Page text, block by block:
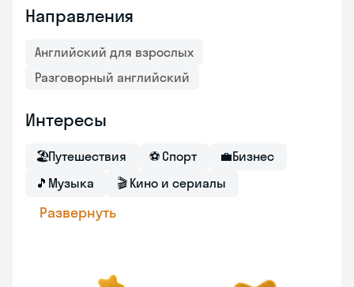
Направления
Английский для взрослых
Разговорный английский
Интересы
🏖Путешествия ⚽ Спорт 💼Бизнес
🎵 Музыка 🎬 Кино и сериалы
Развернуть